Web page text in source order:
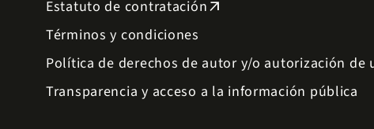
Estatuto de contrataciónarrow_outward
Términos y condiciones
Política de derechos de autor y/o autorización de
Transparencia y acceso a la información pública